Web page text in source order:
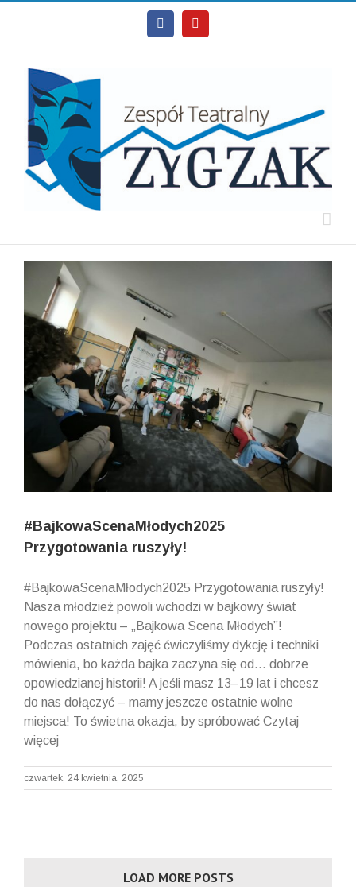
Facebook
#BajkowaScenaMłodych2025
Przygotowania ruszyły!
#BajkowaScenaMłodych2025 Przygotowania ruszyły!
Nasza młodzież powoli wchodzi w bajkowy świat
nowego projektu – „Bajkowa Scena Młodych”!
Podczas ostatnich zajęć ćwiczyliśmy dykcję i techniki
mówienia, bo każda bajka zaczyna się od... dobrze
opowiedzianej historii! A jeśli masz 13–19 lat i chcesz
do nas dołączyć – mamy jeszcze ostatnie wolne
miejsca! To świetna okazja, by spróbować Czytaj
więcej
czwartek, 24 kwietnia, 2025
LOAD MORE POSTS